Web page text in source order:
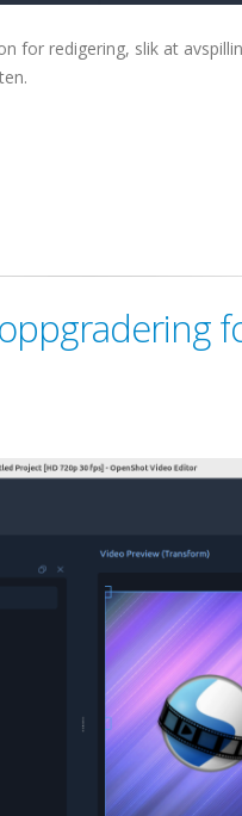
for redigering, slik at